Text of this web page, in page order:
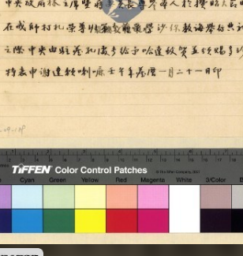
受著作權法保護-僅限於本平台有限度公開瀏覽